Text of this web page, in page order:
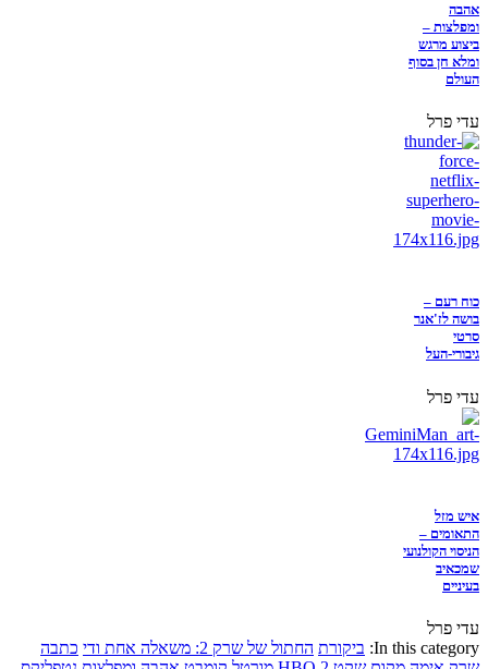
אהבה
ומפלצות –
ביצוע מרגש
ומלא חן בסוף
העולם
עדי פרל
כוח רעם –
בושה לז'אנר
סרטי
גיבורי-העל
עדי פרל
איש מזל
התאומים –
הניסוי הקולנועי
שמכאיב
בעיניים
עדי פרל
In this category: ביקורת החתול של שרק 2: משאלה אחת ודי
כתבה